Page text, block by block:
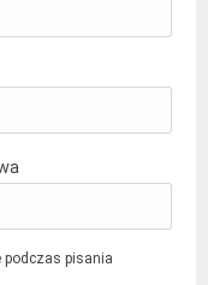
podczas pisania